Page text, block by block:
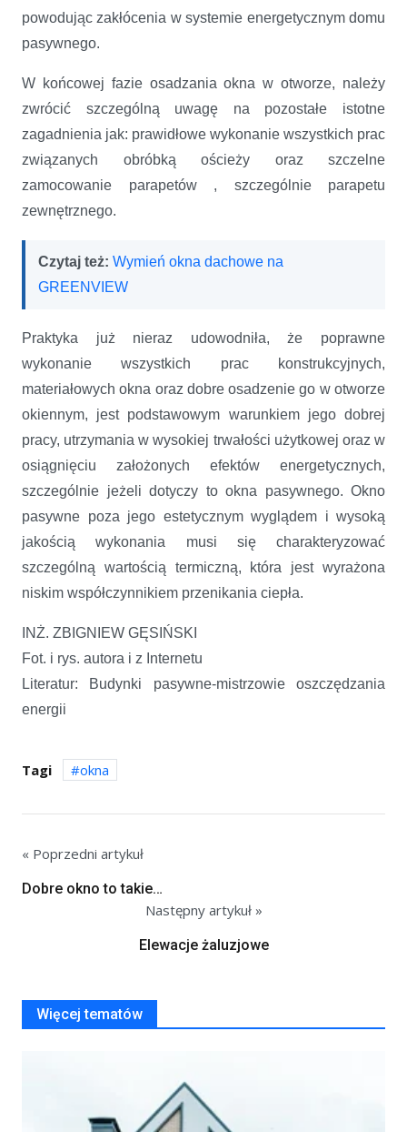
powodując zakłócenia w systemie energetycznym domu
pasywnego.
W końcowej fazie osadzania okna w otworze, należy
zwrócić szczególną uwagę na pozostałe istotne
zagadnienia jak: prawidłowe wykonanie wszystkich prac
związanych obróbką ościeży oraz szczelne
zamocowanie parapetów , szczególnie parapetu
zewnętrznego.
Czytaj też: Wymień okna dachowe na
GREENVIEW
Praktyka już nieraz udowodniła, że poprawne
wykonanie wszystkich prac konstrukcyjnych,
materiałowych okna oraz dobre osadzenie go w otworze
okiennym, jest podstawowym warunkiem jego dobrej
pracy, utrzymania w wysokiej trwałości użytkowej oraz w
osiągnięciu założonych efektów energetycznych,
szczególnie jeżeli dotyczy to okna pasywnego. Okno
pasywne poza jego estetycznym wyglądem i wysoką
jakością wykonania musi się charakteryzować
szczególną wartością termiczną, która jest wyrażona
niskim współczynnikiem przenikania ciepła.
INŻ. ZBIGNIEW GĘSIŃSKI
Fot. i rys. autora i z Internetu
Literatur: Budynki pasywne-mistrzowie oszczędzania
energii
Tagi okna
« Poprzedni artykuł
Dobre okno to takie…
Następny artykuł »
Elewacje żaluzjowe
Więcej tematów